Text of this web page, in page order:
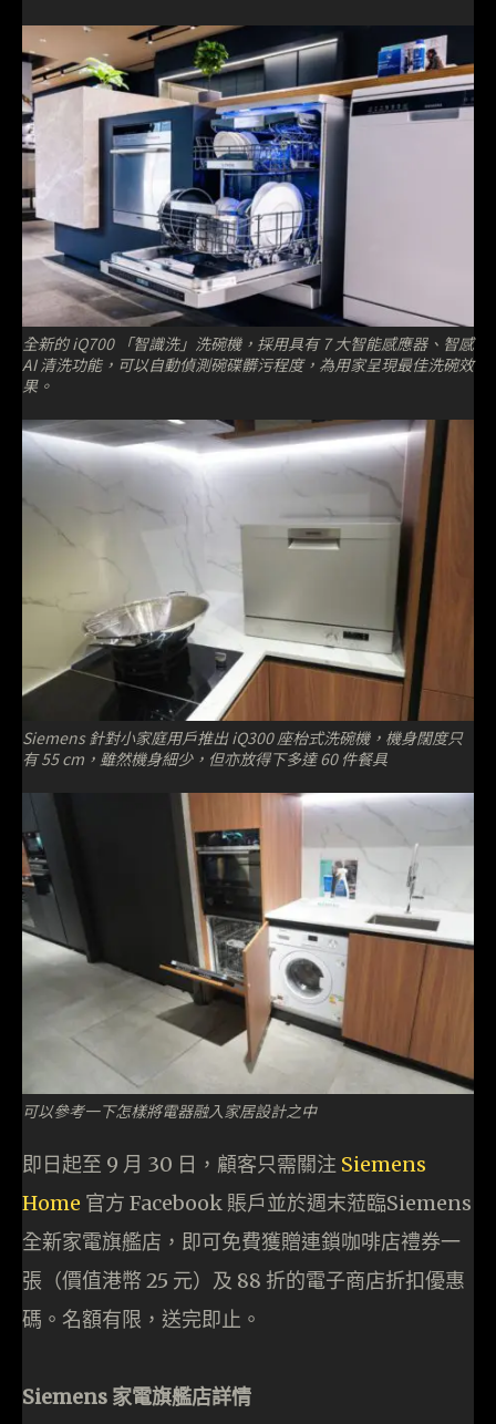
全新的 iQ700 「智識洗」洗碗機，採用具有 7 大智能感應器、智感
AI 清洗功能，可以自動偵測碗碟髒污程度，為用家呈現最佳洗碗效
果。
Siemens 針對小家庭用戶推出 iQ300 座枱式洗碗機，機身闊度只
有 55 cm，雖然機身細少，但亦放得下多達 60 件餐具
可以參考一下怎樣將電器融入家居設計之中
即日起至 9 月 30 日，顧客只需關注 Siemens
Home 官方 Facebook 賬戶並於週末蒞臨Siemens
全新家電旗艦店，即可免費獲贈連鎖咖啡店禮券一
張（價值港幣 25 元）及 88 折的電子商店折扣優惠
碼。名額有限，送完即止。
Siemens 家電旗艦店詳情